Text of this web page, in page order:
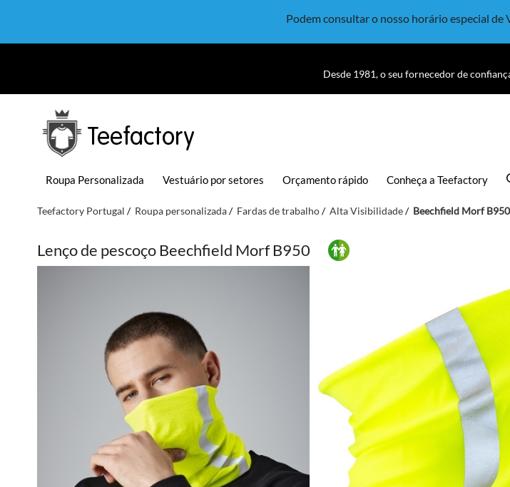
Podem consultar o nosso horário especial de
Desde 1981, o seu fornecedor de
Teefactory
Roupa Personalizada Vestuário por setores Orçamento rápido Conheça a Teefactory
Teefactory Portugal Roupa personalizada Fardas de trabalho Alta Visibilidade Beechfield Morf B950
Lenço de pescoço Beechfield Morf B950